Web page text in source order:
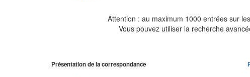
Attention : au maximum 1000 entrées sur
Vous pouvez utiliser la recherche
Présentation de la correspondance